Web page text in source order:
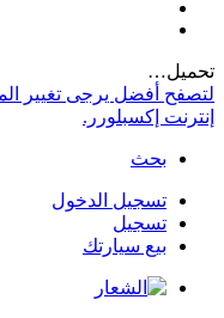
تحميل…
لتصفح أفضل يرجى تغيير
إنترنت إكسبلورر.
بحث
تسجيل الدخول
تسجيل
بيع سيارتك